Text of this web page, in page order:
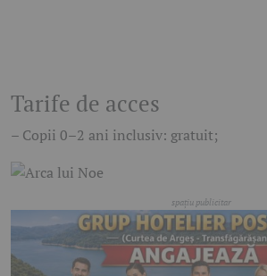
Tarife de acces
– Copii 0–2 ani inclusiv: gratuit;